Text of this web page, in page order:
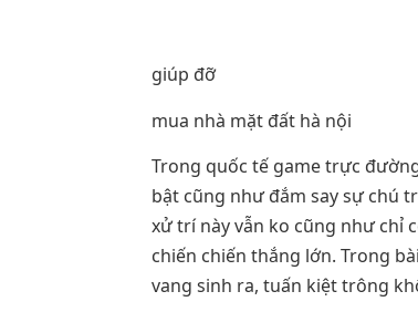
giúp đỡ
mua nhà mặt đất hà nội
Trong quốc tế game trực
bật cũng như đắm say sự chú
xử trí này vẫn ko cũng như chỉ
chiến chiến thắng lớn. Trong
vang sinh ra, tuấn kiệt trông